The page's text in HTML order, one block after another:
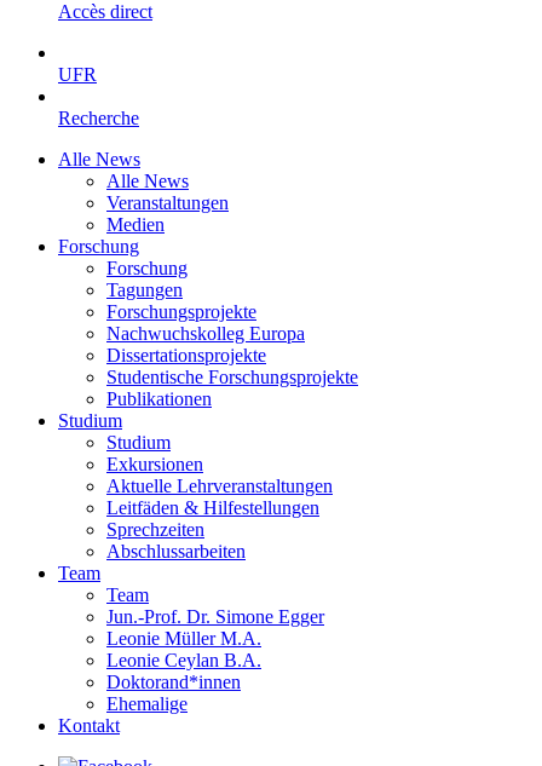
Accès direct
UFR
Recherche
Alle News
Alle News
Veranstaltungen
Medien
Forschung
Forschung
Tagungen
Forschungsprojekte
Nachwuchskolleg Europa
Dissertationsprojekte
Studentische Forschungsprojekte
Publikationen
Studium
Studium
Exkursionen
Aktuelle Lehrveranstaltungen
Leitfäden & Hilfestellungen
Sprechzeiten
Abschlussarbeiten
Team
Team
Jun.-Prof. Dr. Simone Egger
Leonie Müller M.A.
Leonie Ceylan B.A.
Doktorand*innen
Ehemalige
Kontakt